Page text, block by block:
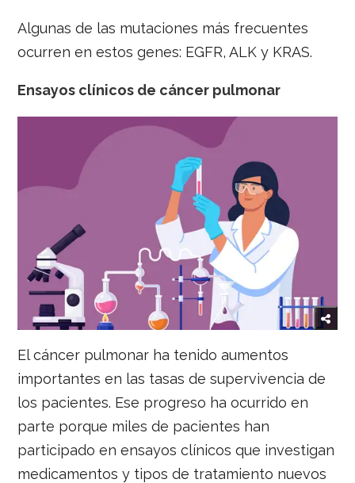
Algunas de las mutaciones más frecuentes
ocurren en estos genes: EGFR, ALK y KRAS.
Ensayos clínicos de cáncer pulmonar
El cáncer pulmonar ha tenido aumentos
importantes en las tasas de supervivencia de
los pacientes. Ese progreso ha ocurrido en
parte porque miles de pacientes han
participado en ensayos clínicos que investigan
medicamentos y tipos de tratamiento nuevos